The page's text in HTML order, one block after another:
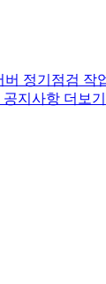
버 정기점검 작
공지사항 더보기